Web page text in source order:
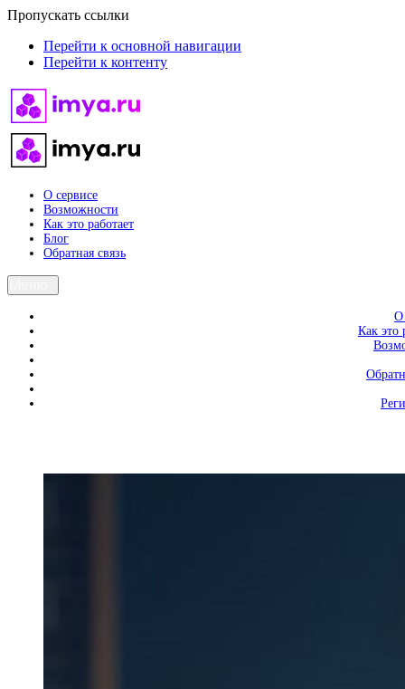
Пропускать ссылки
Перейти к основной навигации
Перейти к контенту
О сервисе
Возможности
Как это работает
Блог
Обратная связь
О
Как это